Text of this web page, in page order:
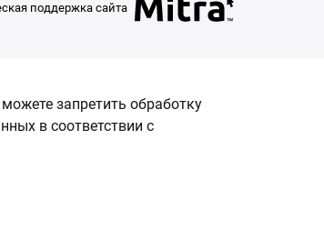
поддержка сайта
запретить обработку
в соответствии с